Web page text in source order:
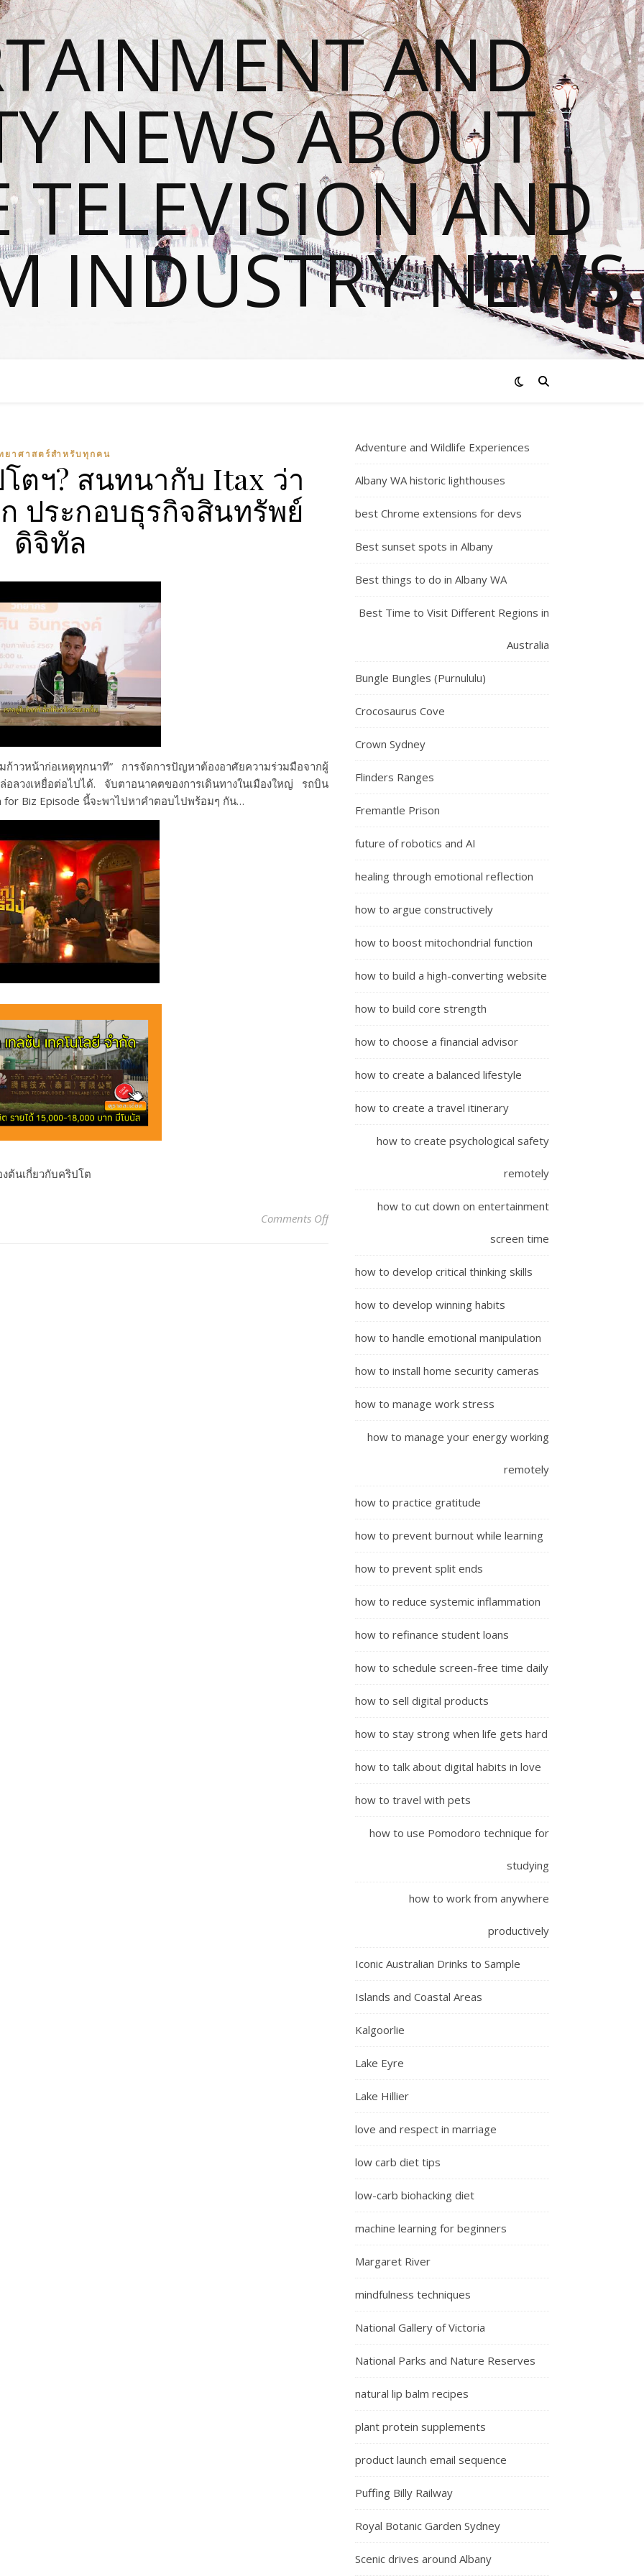
AND
NEWS ABOUT
TELEVISION AND
INDUSTRY NEWS
ยาศาสตร์สำหรับทุกคน
ตฯ? สนทนากับ Itax ว่า
ประกอบธุรกิจสินทรัพย์
ดิจิทัล
ก้าวหน้าก่อเหตุทุกนาที” การจัดการปัญหาต้องอาศัยความร่วมมือจากผู้
ลวงเหยื่อต่อไปได้. จับตาอนาคตของการเดินทางในเมืองใหญ่ รถบิน
Biz Episode นี้จะพาไปหาคำตอบไปพร้อมๆ กัน…
Comments Offon อะไรคือภาษีคริปโตฯ? สนทนากับ Itax ว่าด้วยกฎหมาย พรก ประ
Adventure and Wildlife Experiences
Albany WA historic lighthouses
best Chrome extensions for devs
Best sunset spots in Albany
Best things to do in Albany WA
Best Time to Visit Different Regions in
Australia
Bungle Bungles (Purnululu)
Crocosaurus Cove
Crown Sydney
Flinders Ranges
Fremantle Prison
future of robotics and AI
healing through emotional reflection
how to argue constructively
how to boost mitochondrial function
how to build a high-converting website
how to build core strength
how to choose a financial advisor
how to create a balanced lifestyle
how to create a travel itinerary
how to create psychological safety
remotely
how to cut down on entertainment
screen time
how to develop critical thinking skills
how to develop winning habits
how to handle emotional manipulation
how to install home security cameras
how to manage work stress
how to manage your energy working
remotely
how to practice gratitude
how to prevent burnout while learning
how to prevent split ends
how to reduce systemic inflammation
how to refinance student loans
how to schedule screen-free time daily
how to sell digital products
how to stay strong when life gets hard
how to talk about digital habits in love
how to travel with pets
how to use Pomodoro technique for
studying
how to work from anywhere
productively
Iconic Australian Drinks to Sample
Islands and Coastal Areas
Kalgoorlie
Lake Eyre
Lake Hillier
love and respect in marriage
low carb diet tips
low-carb biohacking diet
machine learning for beginners
Margaret River
mindfulness techniques
National Gallery of Victoria
National Parks and Nature Reserves
natural lip balm recipes
plant protein supplements
product launch email sequence
Puffing Billy Railway
Royal Botanic Garden Sydney
Scenic drives around Albany